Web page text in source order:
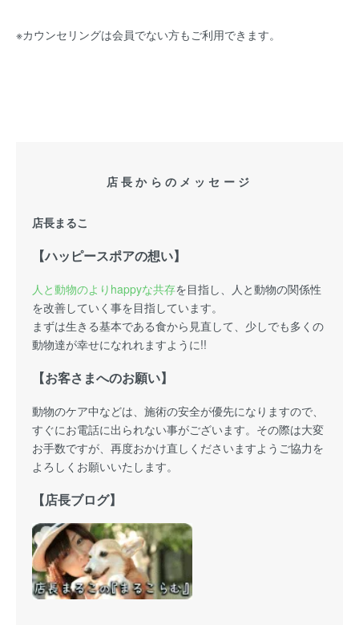
※カウンセリングは会員でない方もご利用できます。
店長からのメッセージ
店長まるこ
【ハッピースポアの想い】
人と動物のよりhappyな共存を目指し、人と動物の関係性
を改善していく事を目指しています。
まずは生きる基本である食から見直して、少しでも多くの
動物達が幸せになれれますように!!
【お客さまへのお願い】
動物のケア中などは、施術の安全が優先になりますので、
すぐにお電話に出られない事がございます。その際は大変
お手数ですが、再度おかけ直しくださいますようご協力を
よろしくお願いいたします。
【店長ブログ】